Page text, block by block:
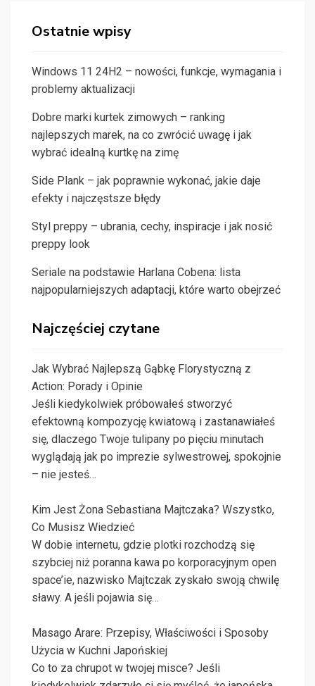
Ostatnie wpisy
Windows 11 24H2 – nowości, funkcje, wymagania i
problemy aktualizacji
Dobre marki kurtek zimowych – ranking
najlepszych marek, na co zwrócić uwagę i jak
wybrać idealną kurtkę na zimę
Side Plank – jak poprawnie wykonać, jakie daje
efekty i najczęstsze błędy
Styl preppy – ubrania, cechy, inspiracje i jak nosić
preppy look
Seriale na podstawie Harlana Cobena: lista
najpopularniejszych adaptacji, które warto obejrzeć
Najczęściej czytane
Jak Wybrać Najlepszą Gąbkę Florystyczną z
Action: Porady i Opinie
Jeśli kiedykolwiek próbowałeś stworzyć
efektowną kompozycję kwiatową i zastanawiałeś
się, dlaczego Twoje tulipany po pięciu minutach
wyglądają jak po imprezie sylwestrowej, spokojnie
– nie jesteś…
Kim Jest Żona Sebastiana Majtczaka? Wszystko,
Co Musisz Wiedzieć
W dobie internetu, gdzie plotki rozchodzą się
szybciej niż poranna kawa po korporacyjnym open
space’ie, nazwisko Majtczak zyskało swoją chwilę
sławy. A jeśli pojawia się…
Masago Arare: Przepisy, Właściwości i Sposoby
Użycia w Kuchni Japońskiej
Co to za chrupot w twojej misce? Jeśli